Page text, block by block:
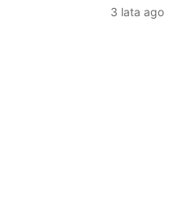
3 lata ago